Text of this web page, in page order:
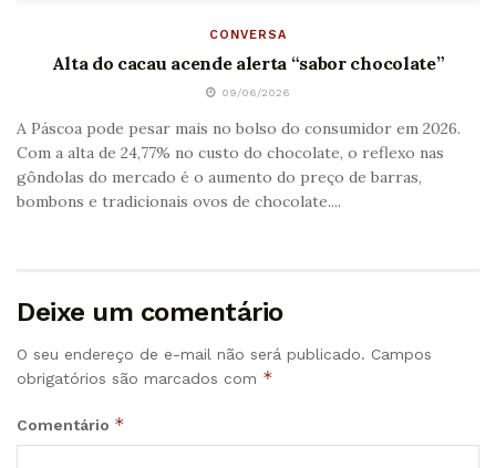
CONVERSA
Alta do cacau acende alerta “sabor chocolate”
09/06/2026
A Páscoa pode pesar mais no bolso do consumidor em 2026.
Com a alta de 24,77% no custo do chocolate, o reflexo nas
gôndolas do mercado é o aumento do preço de barras,
bombons e tradicionais ovos de chocolate....
Deixe um comentário
O seu endereço de e-mail não será publicado. Campos
obrigatórios são marcados com *
Comentário *